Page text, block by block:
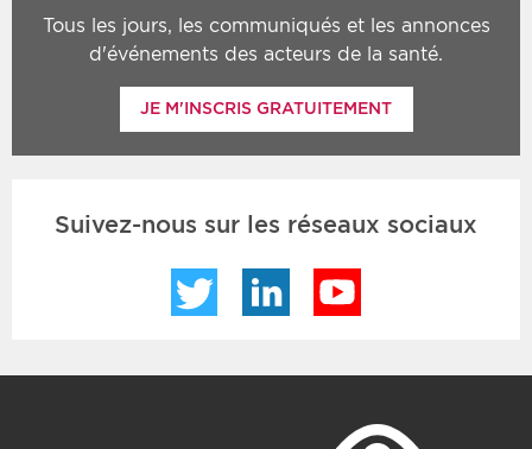
Tous les jours, les communiqués et les annonces
d'événements des acteurs de la santé.
JE M'INSCRIS GRATUITEMENT
Suivez-nous sur les réseaux sociaux
Twitter LinkedIn